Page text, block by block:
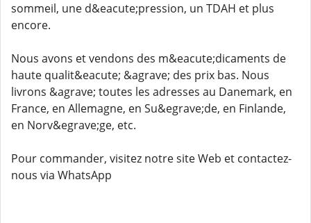
sommeil, une d&eacute;pression, un TDAH et plus
encore.
Nous avons et vendons des m&eacute;dicaments de
haute qualit&eacute; &agrave; des prix bas. Nous
livrons &agrave; toutes les adresses au Danemark, en
France, en Allemagne, en Su&egrave;de, en Finlande,
en Norv&egrave;ge, etc.
Pour commander, visitez notre site Web et contactez-
nous via WhatsApp